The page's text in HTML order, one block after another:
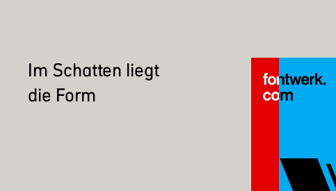
Im Schatten liegt
die Form